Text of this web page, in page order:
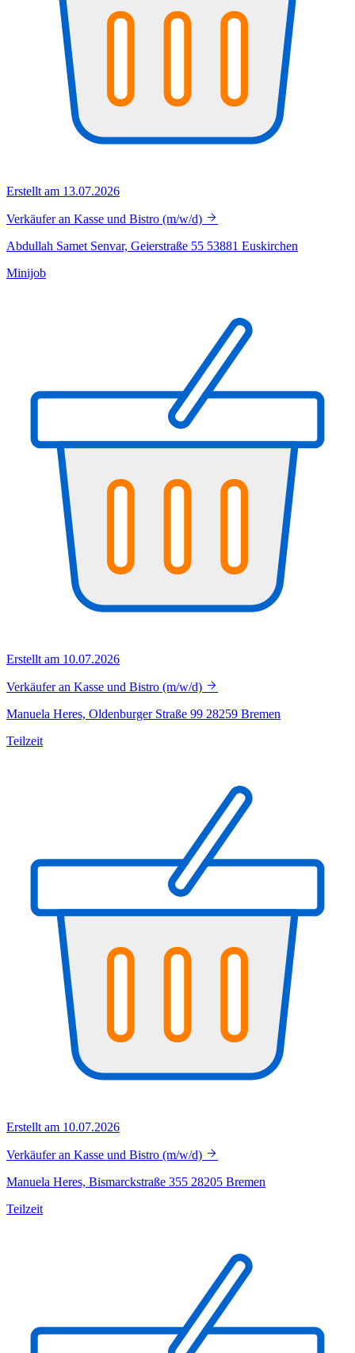
Erstellt am 13.07.2026
Verkäufer an Kasse und Bistro (m/w/d)
Abdullah Samet Senvar, Geierstraße 55 53881 Euskirchen
Minijob
Erstellt am 10.07.2026
Verkäufer an Kasse und Bistro (m/w/d)
Manuela Heres, Oldenburger Straße 99 28259 Bremen
Teilzeit
Erstellt am 10.07.2026
Verkäufer an Kasse und Bistro (m/w/d)
Manuela Heres, Bismarckstraße 355 28205 Bremen
Teilzeit